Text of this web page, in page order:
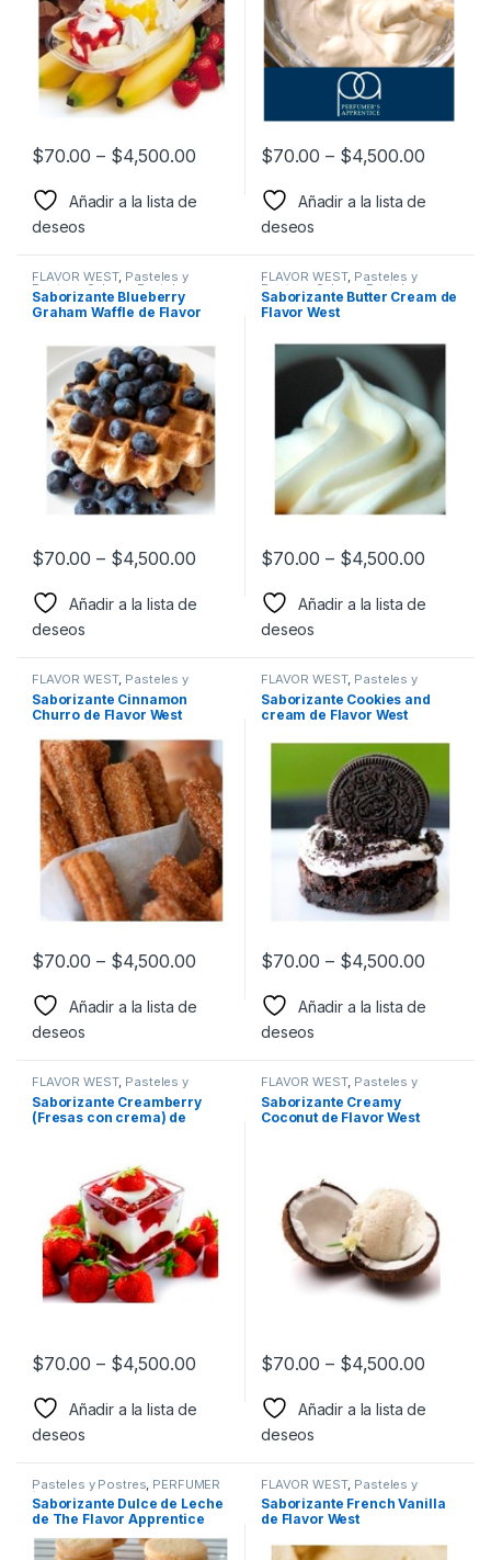
$70.00 – $4,500.00
Añadir a la lista de
deseos
$70.00 – $4,500.00
Añadir a la lista de
deseos
FLAVOR WEST, Pasteles y
Postres Sabor a Pasteles y
postres,Saborizantes
Saborizante Blueberry
Graham Waffle de Flavor
$70.00 – $4,500.00
Añadir a la lista de
deseos
FLAVOR WEST, Pasteles y
Postres Sabor a Pasteles y
postres,Saborizantes
Saborizante Butter Cream de
Flavor West
$70.00 – $4,500.00
Añadir a la lista de
deseos
FLAVOR WEST, Pasteles y
Postres Sabor a Pasteles y
postres,Saborizantes
Saborizante Cinnamon
Churro de Flavor West
$70.00 – $4,500.00
Añadir a la lista de
deseos
FLAVOR WEST, Pasteles y
Postres Sabor a Pasteles y
postres,Saborizantes
Saborizante Cookies and
cream de Flavor West
$70.00 – $4,500.00
Añadir a la lista de
deseos
FLAVOR WEST, Pasteles y
Postres Sabor a Frutas Sabor a
Pasteles y postres,Sabores
Frutales, Saborizantes
Saborizante Creamberry
(Fresas con crema) de
$70.00 – $4,500.00
Añadir a la lista de
deseos
FLAVOR WEST, Pasteles y
Postres Sabor a Pasteles y
postres,Saborizantes
Saborizante Creamy
Coconut de Flavor West
$70.00 – $4,500.00
Añadir a la lista de
deseos
Pasteles y Postres PERFUMER
´S APPRENTCIE Sabor a
Pasteles y postres,
Saborizantes
Saborizante Dulce de Leche
de The Flavor Apprentice
FLAVOR WEST, Pasteles y
Postres Sabor a Pasteles y
postres,Saborizantes
Saborizante French Vanilla
de Flavor West